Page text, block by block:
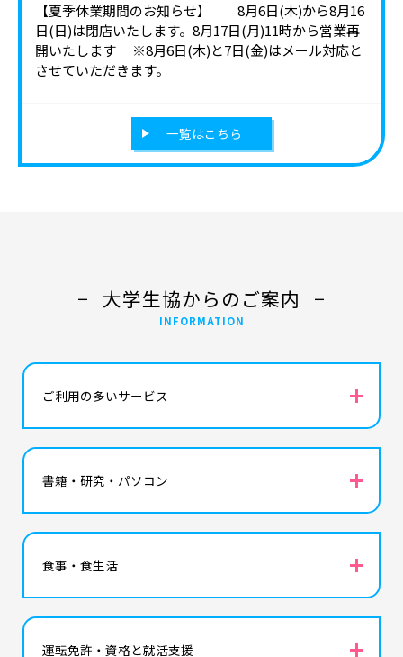
【夏季休業期間のお知らせ】 8月6日(木)から8月16
日(日)は閉店いたします。8月17日(月)11時から営業再
開いたします ※8月6日(木)と7日(金)はメール対応と
させていただきます。
一覧はこちら
大学生協からのご案内
INFORMATION
ご利用の多いサービス
書籍・研究・パソコン
食事・食生活
運転免許・資格と就活支援